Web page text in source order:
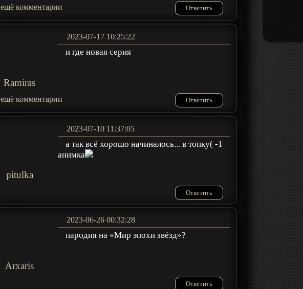
ещё комментарии Ответить
Ramiras
2023-07-17 10:25:22
и где новая серия
ещё комментарии Ответить
pitulka
2023-07-10 11:37:05
а так всё хорошо начиналось... в топку( -1
анимка
Ответить
Arxaris
2023-06-26 00:32:28
пародия на «Мир эпохи звёзд»?
Ответить